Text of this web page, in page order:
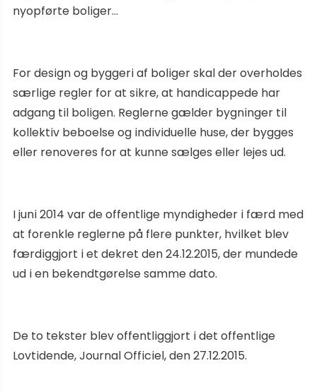
nyopførte boliger…
For design og byggeri af boliger skal der overholdes
særlige regler for at sikre, at handicappede har
adgang til boligen. Reglerne gælder bygninger til
kollektiv beboelse og individuelle huse, der bygges
eller renoveres for at kunne sælges eller lejes ud.
I juni 2014 var de offentlige myndigheder i færd med
at forenkle reglerne på flere punkter, hvilket blev
færdiggjort i et dekret den 24.12.2015, der mundede
ud i en bekendtgørelse samme dato.
De to tekster blev offentliggjort i det offentlige
Lovtidende, Journal Officiel, den 27.12.2015.